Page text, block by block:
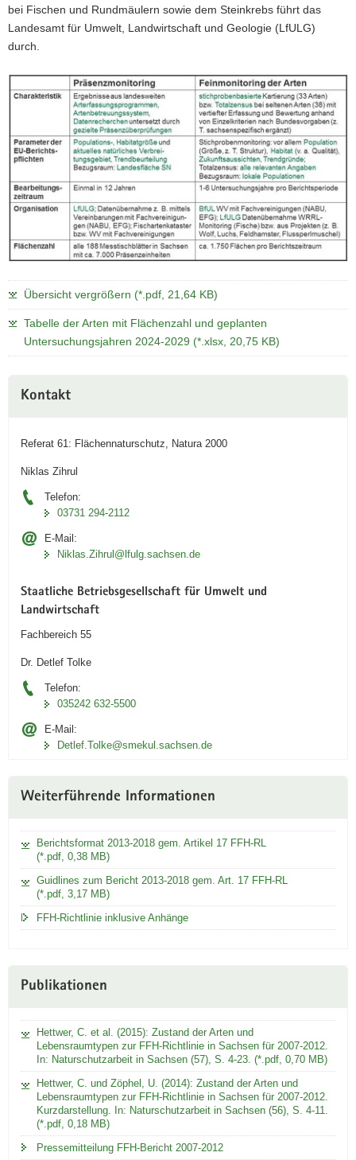
bei Fischen und Rundmäulern sowie dem Steinkrebs führt das
Landesamt für Umwelt, Landwirtschaft und Geologie (LfULG)
durch.
Übersicht vergrößern (*.pdf, 21,64 KB)
Tabelle der Arten mit Flächenzahl und geplanten
Untersuchungsjahren 2024-2029 (*.xlsx, 20,75 KB)
Information
Kontakt
Referat 61: Flächennaturschutz, Natura 2000
Niklas Zihrul
Telefon:
03731 294-2112
E-Mail:
Niklas.Zihrul@lfulg.sachsen.de
Staatliche Betriebsgesellschaft für Umwelt und
Landwirtschaft
Fachbereich 55
Dr. Detlef Tolke
Telefon:
035242 632-5500
E-Mail:
Detlef.Tolke@smekul.sachsen.de
Weiterführende Informationen
Berichtsformat 2013-2018 gem. Artikel 17 FFH-RL
(*.pdf, 0,38 MB)
Guidlines zum Bericht 2013-2018 gem. Art. 17 FFH-RL
(*.pdf, 3,17 MB)
FFH-Richtlinie inklusive Anhänge
Publikationen
Hettwer, C. et al. (2015): Zustand der Arten und
Lebensraumtypen zur FFH-Richtlinie in Sachsen für 2007-2012.
In: Naturschutzarbeit in Sachsen (57), S. 4-23. (*.pdf, 0,70 MB)
Hettwer, C. und Zöphel, U. (2014): Zustand der Arten und
Lebensraumtypen zur FFH-Richtlinie in Sachsen für 2007-2012.
Kurzdarstellung. In: Naturschutzarbeit in Sachsen (56), S. 4-11.
(*.pdf, 0,18 MB)
Pressemitteilung FFH-Bericht 2007-2012